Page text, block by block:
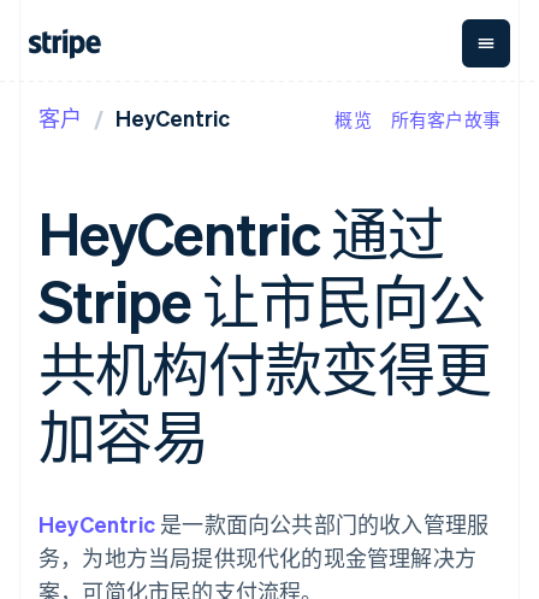
支付
在线支付
Payment links
Checkout
预构建支付界
面
Elements
灵活的 UI 组件
Payment
methods
接入 125+ 种支
Boost
支付成功率优
化
Link
营收
经常性收入
Metronome
按用量计费
Subscriptions
订阅管理
Invoicing
一次性或定期
账单
会计自动化
Stripe Sigma
自定义报告
Data Pipeline
资金管
Global
Payouts
向第三
方打款
平台
按企业阶段
按应用场景
智能体商务
加密货币
电子商务
财务自动化
全球化企业
应用内支付
资金管理
平台
SaaS
文档
库与 SDK
Stripe Apps
接受线上付款
构建平台或交易市场
管理订阅
提供按用量计费
通过智能体配置和管理服
务
学习
支持
获取支持
托管支持方案
产品路线图
Sessions 年度大会
客户 HeyCentric 概览 所有客户故事
HeyCentric 通过
Stripe 让市民向公
共机构付款变得更
加容易
HeyCentric 是一款面向公共部门的收入管理服
务，为地方当局提供现代化的现金管理解决方
案，可简化市民的支付流程。